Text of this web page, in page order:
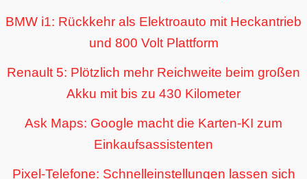
BMW i1: Rückkehr als Elektroauto mit Heckantrieb
und 800 Volt Plattform
Renault 5: Plötzlich mehr Reichweite beim großen
Akku mit bis zu 430 Kilometer
Ask Maps: Google macht die Karten-KI zum
Einkaufsassistenten
Pixel-Telefone: Schnelleinstellungen lassen sich